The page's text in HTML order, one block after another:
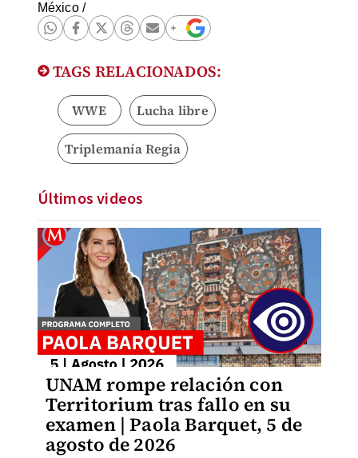
México/
TAGS RELACIONADOS:
WWE Lucha libre
Triplemanía Regia
Últimos videos
UNAM rompe relación con
Territorium tras fallo en su
examen | Paola Barquet, 5 de
agosto de 2026